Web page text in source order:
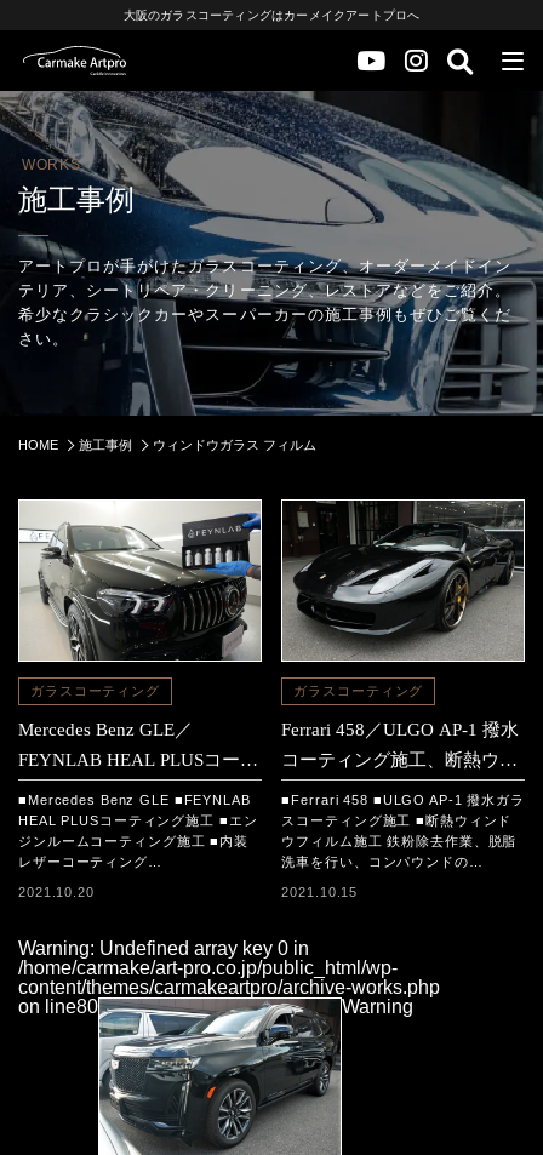
大阪のガラスコーティングはカーメイクアートプロへ
WORKS
施工事例
アートプロが手がけたガラスコーティング、オーダーメイドイン
テリア、シートリペア・クリーニング、レストアなどをご紹介。
希少なクラシックカーやスーパーカーの施工事例もぜひご覧くだ
さい。
HOME 施工事例 ウィンドウガラス フィルム
ガラスコーティング
Mercedes Benz GLE／
FEYNLAB HEAL PLUSコーテ
ィング施工
■Mercedes Benz GLE ■FEYNLAB
HEAL PLUSコーティング施工 ■エン
ジンルームコーティング施工 ■内装
レザーコーティング…
2021.10.20
ガラスコーティング
Ferrari 458／ULGO AP-1 撥水
コーティング施工、断熱ウィ
ンドウフィルム施工
■Ferrari 458 ■ULGO AP-1 撥水ガラ
スコーティング施工 ■断熱ウィンド
ウフィルム施工 鉄粉除去作業、脱脂
洗車を行い、コンパウンドの…
2021.10.15
Warning: Undefined array key 0 in
/home/carmake/art-pro.co.jp/public_html/wp-
content/themes/carmakeartpro/archive-works.php
on line80 Warning